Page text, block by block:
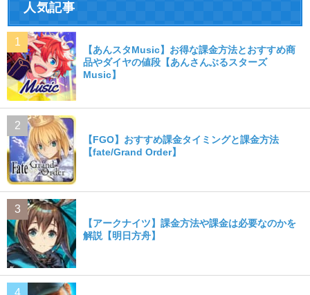
人気記事
【あんスタMusic】お得な課金方法とおすすめ商
品やダイヤの値段【あんさんぶるスターズ
Music】
【FGO】おすすめ課金タイミングと課金方法
【fate/Grand Order】
【アークナイツ】課金方法や課金は必要なのかを
解説【明日方舟】